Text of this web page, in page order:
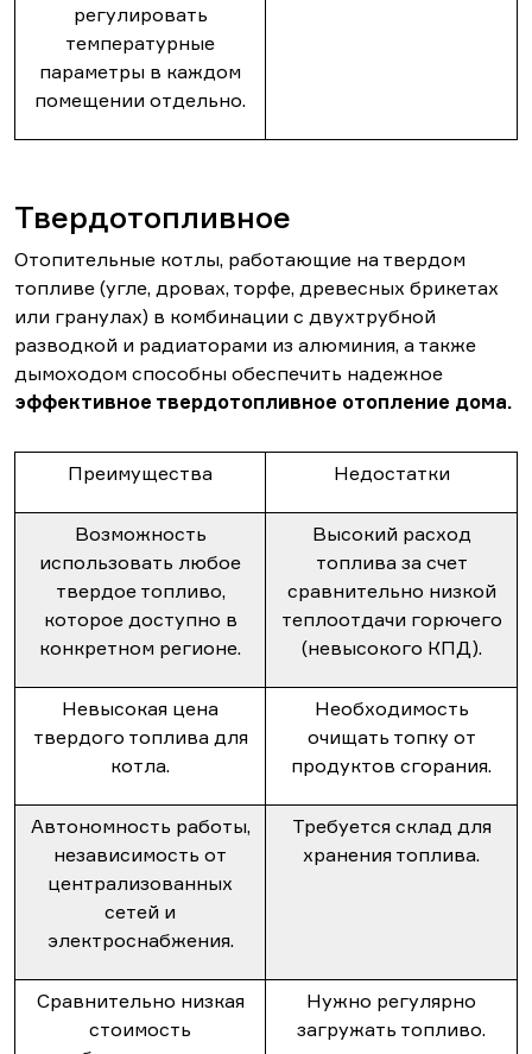
регулировать
температурные
параметры в каждом
помещении отдельно.
Твердотопливное
Отопительные котлы, работающие на твердом
топливе (угле, дровах, торфе, древесных брикетах
или гранулах) в комбинации с двухтрубной
разводкой и радиаторами из алюминия, а также
дымоходом способны обеспечить надежное
эффективное твердотопливное отопление дома.
Преимущества Недостатки
Возможность
использовать любое
твердое топливо,
которое доступно в
конкретном регионе.
Высокий расход
топлива за счет
сравнительно низкой
теплоотдачи горючего
(невысокого КПД).
Невысокая цена
твердого топлива для
котла.
Необходимость
очищать топку от
продуктов сгорания.
Автономность работы,
независимость от
централизованных
сетей и
электроснабжения.
Требуется склад для
хранения топлива.
Сравнительно низкая
стоимость
Нужно регулярно
загружать топливо.